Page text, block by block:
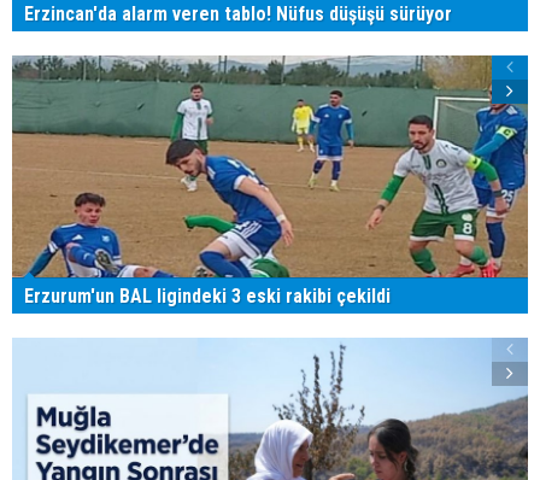
Erzincan'da alarm veren tablo! Nüfus düşüşü sürüyor
Erzurum'un BAL ligindeki 3 eski rakibi çekildi